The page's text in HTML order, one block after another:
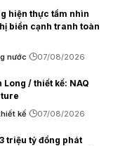
hiện thực tầm nhìn
biển cạnh tranh toàn
nước 07/08/2026
Long / thiết kế: NAQ
kế 07/08/2026
triệu tỷ đồng phát